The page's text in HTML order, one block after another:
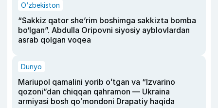
O‘zbekiston
“Sakkiz qator she’rim boshimga sakkizta bomba
bo‘lgan”. Abdulla Oripovni siyosiy ayblovlardan
asrab qolgan voqea
Dunyo
Mariupol qamalini yorib oʻtgan va “Izvarino
qozoni”dan chiqqan qahramon — Ukraina
armiyasi bosh qoʻmondoni Drapatiy haqida